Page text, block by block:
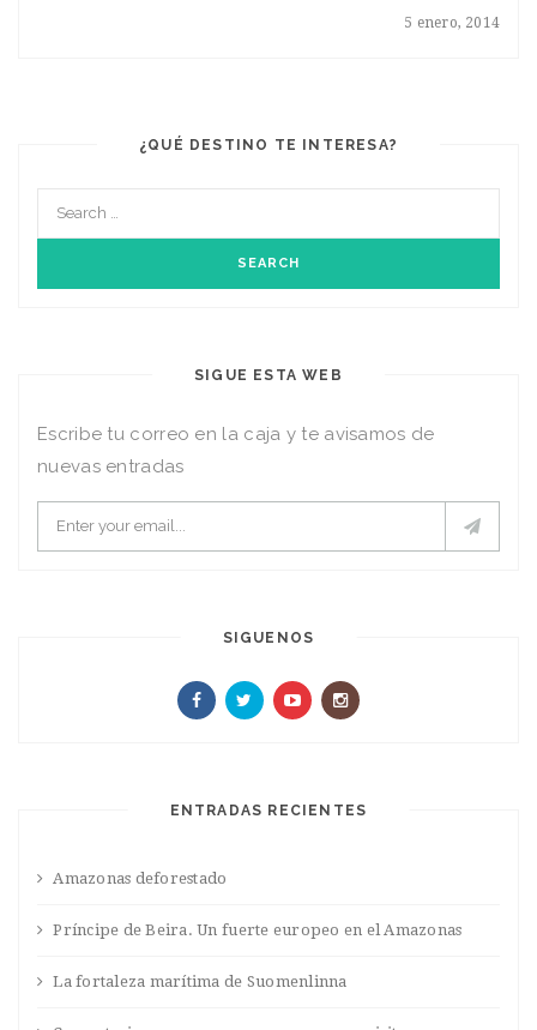
5 enero, 2014
¿QUÉ DESTINO TE INTERESA?
SIGUE ESTA WEB
Escribe tu correo en la caja y te avisamos de
nuevas entradas
SIGUENOS
ENTRADAS RECIENTES
Amazonas deforestado
Príncipe de Beira. Un fuerte europeo en el Amazonas
La fortaleza marítima de Suomenlinna